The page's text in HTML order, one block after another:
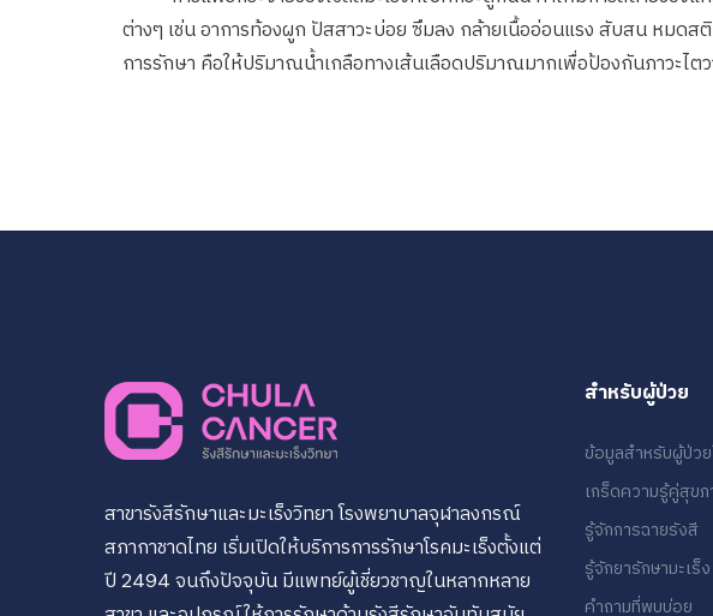
ต่างๆ เช่น อาการท้องผูก ปัสสาวะบ่อย ซึมลง กล้ายเนื้ออ่อนแรง สับสน หมดสติ
การรักษา คือให้ปริมาณน้ำเกลือทางเส้นเลือดปริมาณมากเพื่อป้องกันภาวะไ
สาขารังสีรักษาและมะเร็งวิทยา โรงพยาบาลจุฬาลงกรณ์
สภากาชาดไทย เริ่มเปิดให้บริการการรักษาโรคมะเร็งตั้งแต่
ปี 2494 จนถึงปัจจุบัน มีแพทย์ผู้เชี่ยวชาญในหลากหลาย
สำหรับผู้ป่วย
ข้อมูลสำหรับผู้ป่วย
เกร็ดความรู้คู่สุข
รู้จักการฉายรังสี
รู้จักยารักษามะเร็ง
คำถามที่พบบ่อย